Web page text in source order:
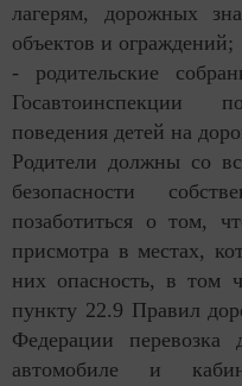
лагерям, дорожных
объектов и ограждений;
- родительские
Госавтоинспекции
поведения детей на
Родители должны со
безопасности
позаботиться о том,
присмотра в местах,
них опасность, в том
пункту 22.9 Правил
Федерации
автомобиле и